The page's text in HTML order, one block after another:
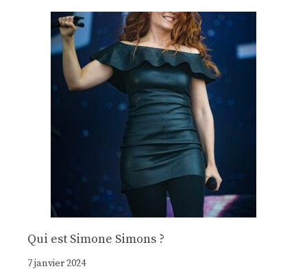
Qui est Simone Simons ?
7 janvier 2024